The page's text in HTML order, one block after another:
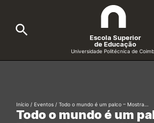
Cursos
Escola Superior
de Educação
Universidade Politécnica de
Formative Offer
Todo o mundo é um
Início / Eventos / Todo o mundo é um palco – Mostra…